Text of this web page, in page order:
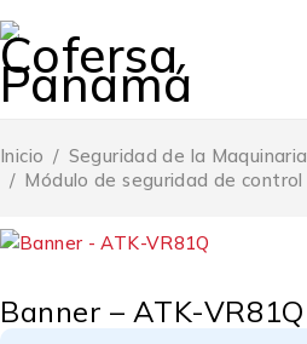
Inicio / Seguridad de la Maquinaria
/ Módulo de seguridad de control
Banner – ATK-VR81Q